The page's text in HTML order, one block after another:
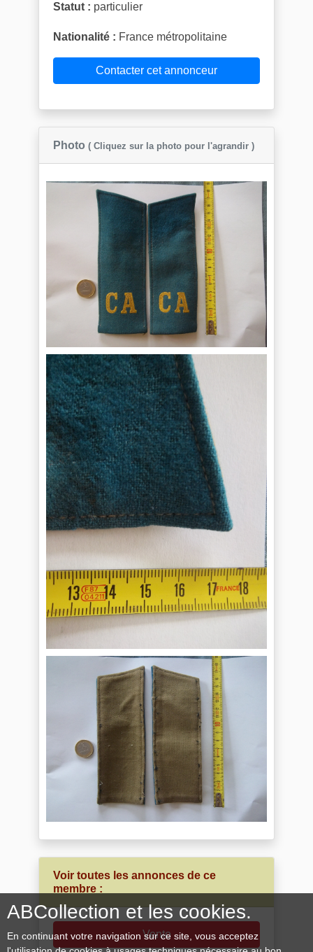
Statut : particulier
Nationalité : France métropolitaine
Contacter cet annonceur
Photo ( Cliquez sur la photo pour l'agrandir )
Voir toutes les annonces de ce
membre :
Vente
ABCollection et les cookies.
En continuant votre navigation sur ce site, vous acceptez